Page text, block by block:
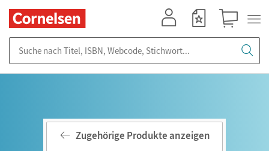
Zugehörige Produkte anzeigen